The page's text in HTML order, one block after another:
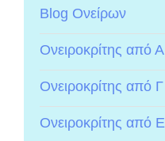
Blog Ονείρων
Ονειροκρίτης από Α
Ονειροκρίτης από Γ
Ονειροκρίτης από Ε